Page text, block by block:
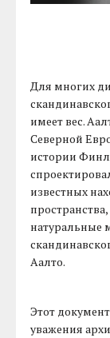
Для многих
имеет вес.
Северной
истории
известных
натуральные
Аалто.
Этот
уважения